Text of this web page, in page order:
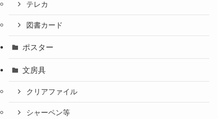
テレカ
図書カード
ポスター
文房具
クリアファイル
シャーペン等